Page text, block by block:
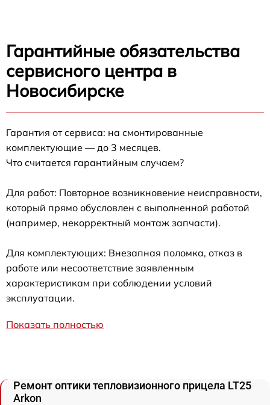
Гарантийные обязательства
сервисного центра в
Новосибирске
Гарантия от сервиса: на смонтированные
комплектующие — до 3 месяцев.
Что считается гарантийным случаем?
Для работ: Повторное возникновение неисправности,
который прямо обусловлен с выполненной работой
(например, некорректный монтаж запчасти).
Для комплектующих: Внезапная поломка, отказ в
работе или несоответствие заявленным
характеристикам при соблюдении условий
эксплуатации.
Показать полностью
Ремонт оптики тепловизионного прицела LT25
Arkon